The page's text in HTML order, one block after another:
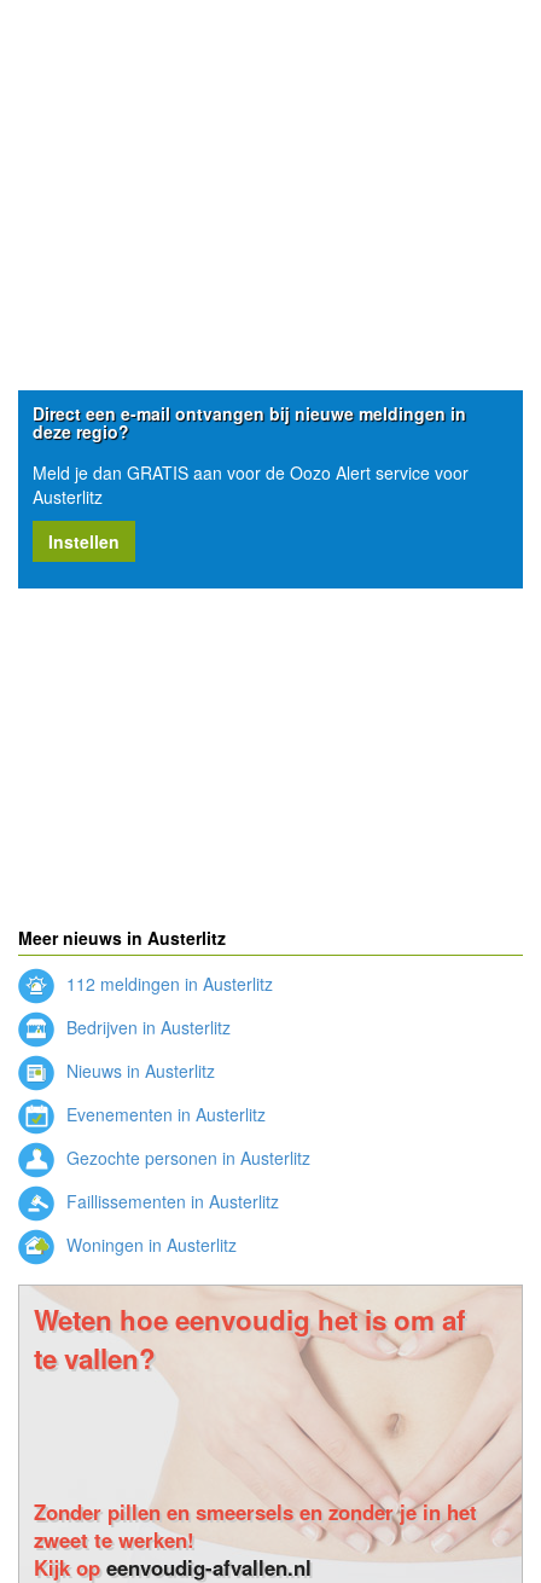
Direct een e-mail ontvangen bij nieuwe meldingen in
deze regio?
Meld je dan GRATIS aan voor de Oozo Alert service voor
Austerlitz
Instellen
Meer nieuws in Austerlitz
112 meldingen in Austerlitz
Bedrijven in Austerlitz
Nieuws in Austerlitz
Evenementen in Austerlitz
Gezochte personen in Austerlitz
Faillissementen in Austerlitz
Woningen in Austerlitz
Weten hoe eenvoudig het is om af
te vallen?
Zonder pillen en smeersels en zonder je in het
zweet te werken!
Kijk opeenvoudig-afvallen.nl